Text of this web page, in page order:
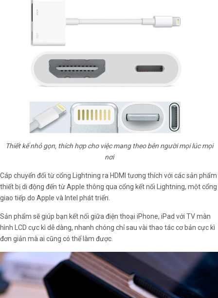
Thiết kế nhỏ gọn, thích hợp cho việc mang theo bên người mọi lúc mọi
nơi
Cáp chuyển đổi từ cổng Lightning ra HDMI tương thích với các sản phẩm
thiết bị di động đến từ Apple thông qua cổng kết nối Lightning, một cổng
giao tiếp do Apple và Intel phát triển.
Sản phẩm sẽ giúp bạn kết nối giữa điện thoại iPhone, iPad với TV màn
hình LCD cực kì dễ dàng, nhanh chóng chỉ sau vài thao tác cơ bản cực kì
đơn giản mà ai cũng có thể làm được.